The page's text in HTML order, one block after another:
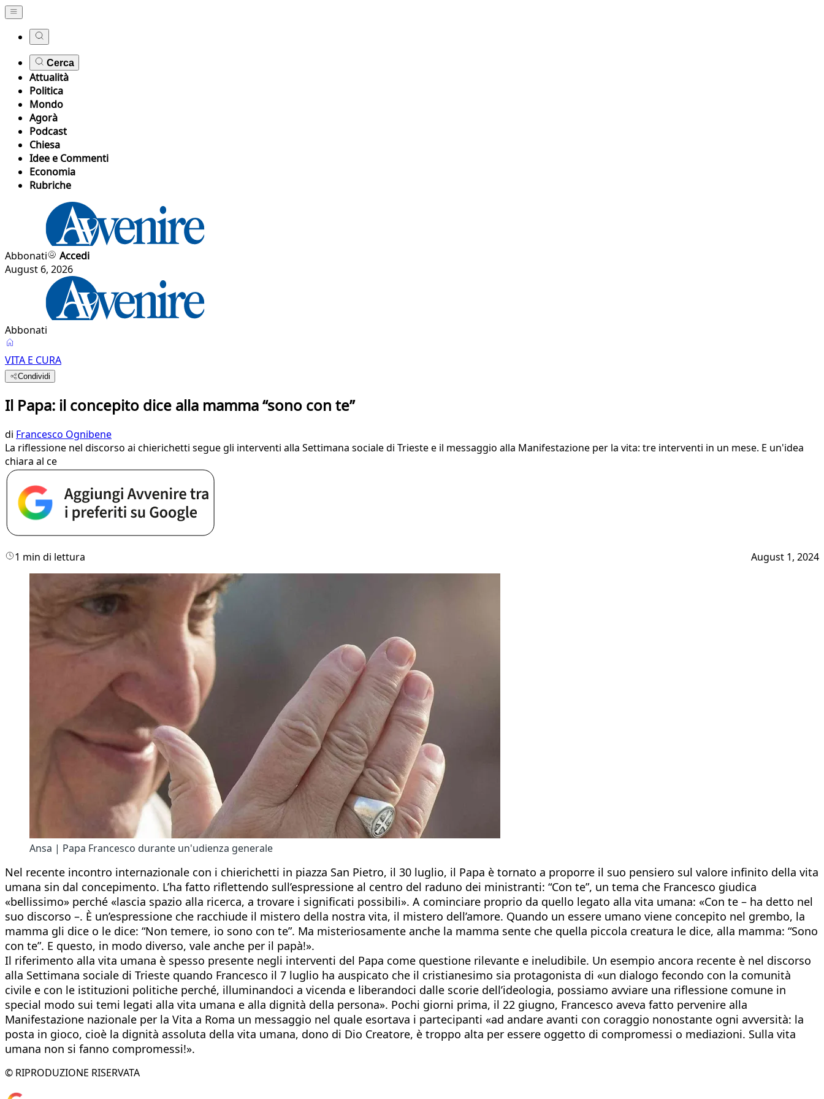
Cerca
Attualità
Politica
Mondo
Agorà
Podcast
Chiesa
Idee e Commenti
Economia
Rubriche
Abbonati
Accedi
August 6, 2026
Abbonati
VITA E CURA
Condividi
Il Papa: il concepito dice alla mamma “sono con te”
di Francesco Ognibene
La riflessione nel discorso ai chierichetti segue gli interventi alla Settimana sociale di Trieste e il messaggio alla Manifestazione per la vita: tre interventi in un mese. E un'idea
chiara al ce
1 min di lettura August 1, 2024
Ansa | Papa Francesco durante un'udienza generale
Nel recente incontro internazionale con i chierichetti in piazza San Pietro, il 30 luglio, il Papa è tornato a proporre il suo pensiero sul valore infinito della vita
umana sin dal concepimento. L’ha fatto riflettendo sull’espressione al centro del raduno dei ministranti: “Con te”, un tema che Francesco giudica
«bellissimo» perché «lascia spazio alla ricerca, a trovare i significati possibili». A cominciare proprio da quello legato alla vita umana: «Con te – ha detto nel
suo discorso –. È un’espressione che racchiude il mistero della nostra vita, il mistero dell’amore. Quando un essere umano viene concepito nel grembo, la
mamma gli dice o le dice: “Non temere, io sono con te”. Ma misteriosamente anche la mamma sente che quella piccola creatura le dice, alla mamma: “Sono
con te”. E questo, in modo diverso, vale anche per il papà!».
Il riferimento alla vita umana è spesso presente negli interventi del Papa come questione rilevante e ineludibile. Un esempio ancora recente è nel discorso
alla Settimana sociale di Trieste quando Francesco il 7 luglio ha auspicato che il cristianesimo sia protagonista di «un dialogo fecondo con la comunità
civile e con le istituzioni politiche perché, illuminandoci a vicenda e liberandoci dalle scorie dell’ideologia, possiamo avviare una riflessione comune in
special modo sui temi legati alla vita umana e alla dignità della persona». Pochi giorni prima, il 22 giugno, Francesco aveva fatto pervenire alla
Manifestazione nazionale per la Vita a Roma un messaggio nel quale esortava i partecipanti «ad andare avanti con coraggio nonostante ogni avversità: la
posta in gioco, cioè la dignità assoluta della vita umana, dono di Dio Creatore, è troppo alta per essere oggetto di compromessi o mediazioni. Sulla vita
umana non si fanno compromessi!».
© RIPRODUZIONE RISERVATA